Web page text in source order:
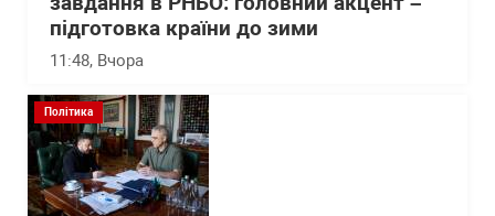
підготовка країни до зими
11:48, Вчора
Політика